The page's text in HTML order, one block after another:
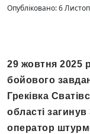
Опубліковано: 6
29 жовтня 2025
бойового
Греківка
області
оператор